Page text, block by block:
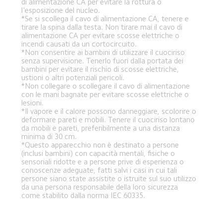
di alimentazione CA per evitare la rottura o
l'esposizione del nucleo.
*Se si scollega il cavo di alimentazione CA, tenere e
tirare la spina dalla testa. Non tirare mai il cavo di
alimentazione CA per evitare scosse elettriche o
incendi causati da un cortocircuito.
*Non consentire ai bambini di utilizzare il cuociriso
senza supervisione. Tenerlo fuori dalla portata dei
bambini per evitare il rischio di scosse elettriche,
ustioni o altri potenziali pericoli.
*Non collegare o scollegare il cavo di alimentazione
con le mani bagnate per evitare scosse elettriche o
lesioni.
*Il vapore e il calore possono danneggiare, scolorire o
deformare pareti e mobili. Tenere il cuociriso lontano
da mobili e pareti, preferibilmente a una distanza
minima di 30 cm.
*Questo apparecchio non è destinato a persone
(inclusi bambini) con capacità mentali, fisiche o
sensoriali ridotte e a persone prive di esperienza o
conoscenze adeguate, fatti salvi i casi in cui tali
persone siano state assistite o istruite sul suo utilizzo
da una persona responsabile della loro sicurezza
come stabilito dalla norma IEC 60335.